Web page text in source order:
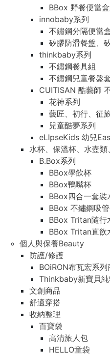
BBox 野餐便當
innobaby系列
不鏽鋼分隔便當
矽膠防滑餐盤、
thinkbaby系列
不鏽鋼餐具組
不鏽鋼兒童餐盤
CUITISAN 酷藝師
花神系列
藝匠、初行、征
兒童酷夢系列
eLIpseKids 幼兒
水杯、保溫杯、水壺類
B.Box系列
BBox學飲杯
BBox鴨嘴杯
BBox四合一套裝
BBox 不鏽鋼吸
BBox Tritan隨
BBox Tritan直
個人與保養Beauty
防護/修護
BOiRON布瓦宏系列
Thinkbaby新寶貝
文創商品
舒適穿搭
收納整理
百寶袋
高清旅人包
HELLO童袋